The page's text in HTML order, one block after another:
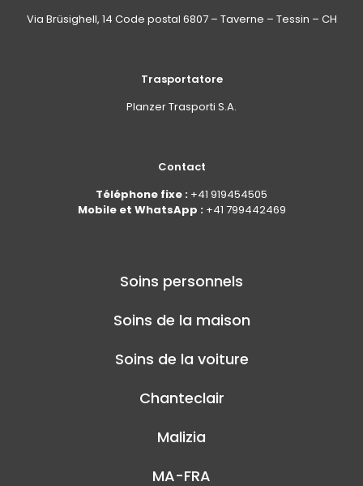
Via Brüsighell, 14 Code postal 6807 – Taverne – Tessin – CH
Trasportatore
Planzer Trasporti S.A.
Contact
Téléphone fixe : +41 919454505
Mobile et WhatsApp : +41 799442469
Soins personnels
Soins de la maison
Soins de la voiture
Chanteclair
Malizia
MA-FRA